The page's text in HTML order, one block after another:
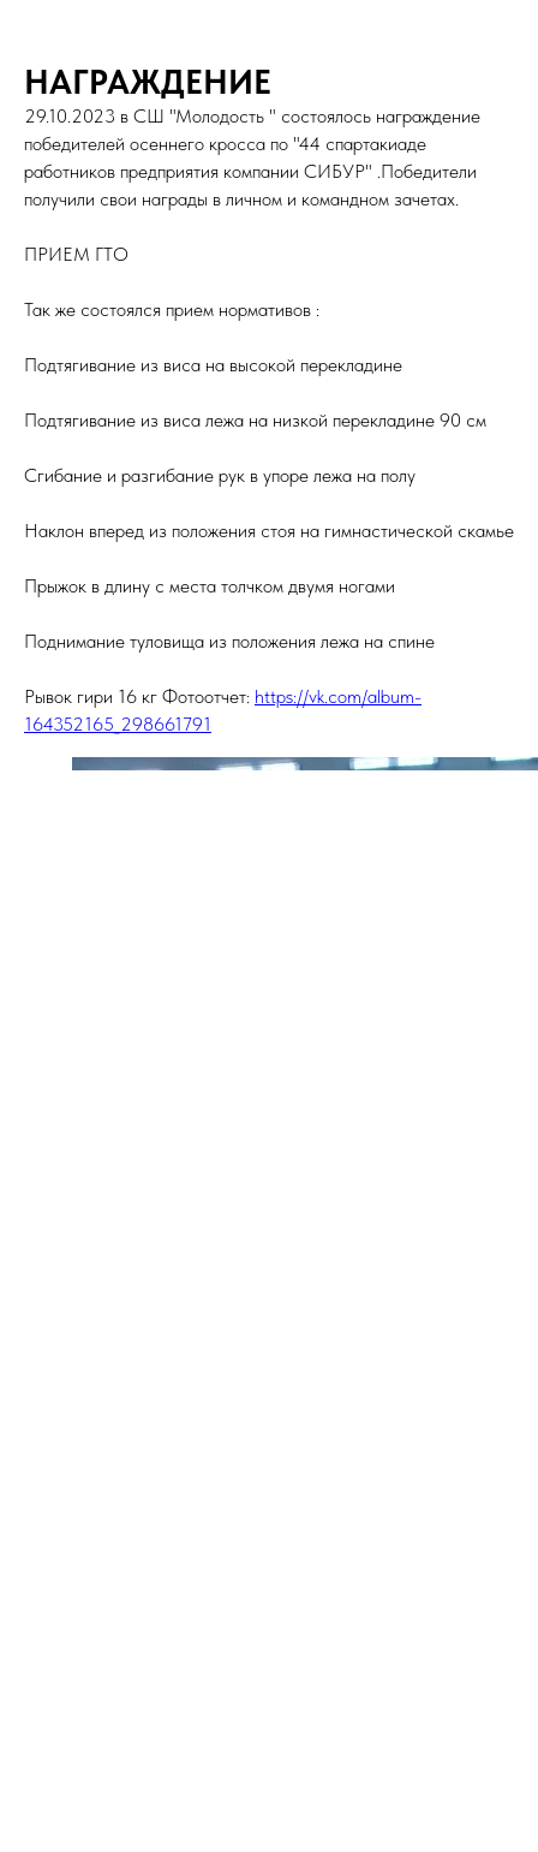
НАГРАЖДЕНИЕ
29.10.2023 в СШ "Молодость " состоялось награждение
победителей осеннего кросса по "44 спартакиаде
работников предприятия компании СИБУР" .Победители
получили свои награды в личном и командном зачетах.
ПРИЕМ ГТО
Так же состоялся прием нормативов :
Подтягивание из виса на высокой перекладине
Подтягивание из виса лежа на низкой перекладине 90 см
Сгибание и разгибание рук в упоре лежа на полу
Наклон вперед из положения стоя на гимнастической скамье
Прыжок в длину с места толчком двумя ногами
Поднимание туловища из положения лежа на спине
Рывок гири 16 кг Фотоотчет: https://vk.com/album-
164352165_298661791